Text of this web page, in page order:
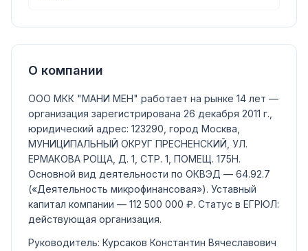
О компании
ООО МКК "МАНИ МЕН" работает на рынке 14 лет —
организация зарегистрирована 26 декабря 2011 г.,
юридический адрес: 123290, город Москва,
МУНИЦИПАЛЬНЫЙ ОКРУГ ПРЕСНЕНСКИЙ, УЛ.
ЕРМАКОВА РОЩА, Д. 1, СТР. 1, ПОМЕЩ. 175Н.
Основной вид деятельности по ОКВЭД — 64.92.7
(«Деятельность микрофинансовая»). Уставный
капитал компании — 112 500 000 ₽. Статус в ЕГРЮЛ:
действующая организация.
Руководитель: Курсаков Константин Вячеславович